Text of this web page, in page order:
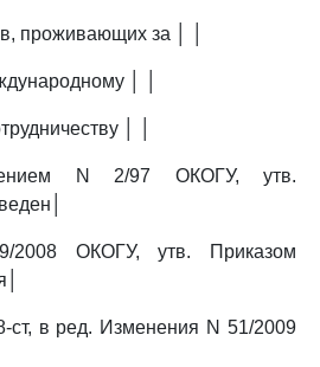
проживающих за │ │
│ │
│ │
N 2/97 ОКОГУ, утв.
2008 ОКОГУ, утв. Приказом
ст, в ред. Изменения N 51/2009